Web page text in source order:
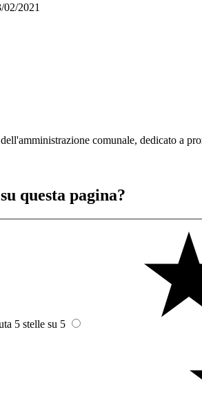
2021
comunale, dedicato a
questa pagina?
5 stelle su 5